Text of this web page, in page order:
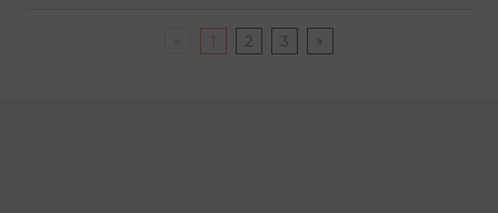
2 3 »